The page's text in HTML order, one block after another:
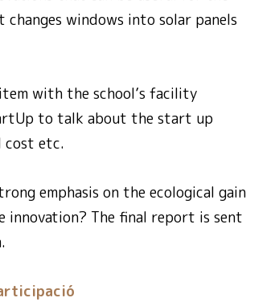
changes windows into solar panels
with the school’s facility
to talk about the start up
cost etc.
emphasis on the ecological gain
The final report is sent